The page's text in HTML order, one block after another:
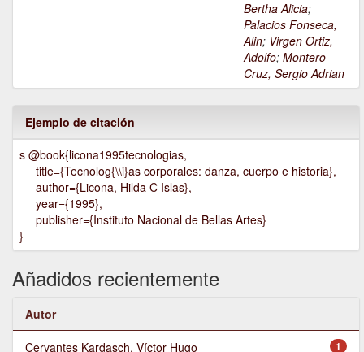
Bertha Alicia;
Palacios Fonseca,
Alin; Virgen Ortiz,
Adolfo; Montero
Cruz, Sergio Adrian
Ejemplo de citación
s @book{licona1995tecnologias,
title={Tecnolog{\\i}as corporales: danza, cuerpo e historia},
author={Licona, Hilda C Islas},
year={1995},
publisher={Instituto Nacional de Bellas Artes}
}
Añadidos recientemente
Autor
1
Cervantes Kardasch, Víctor Hugo